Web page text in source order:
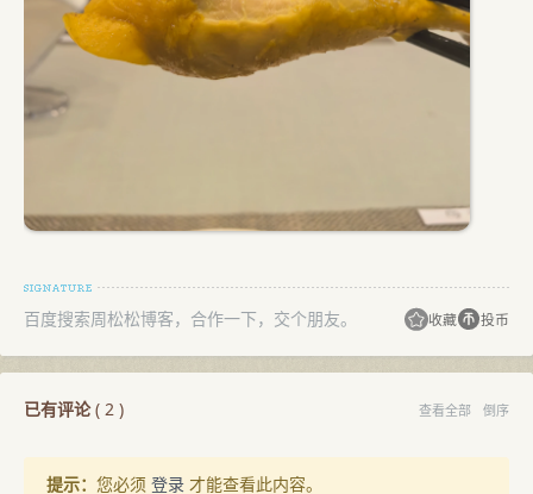
百度搜索周松松博客，合作一下，交个朋友。 收藏 投币
已有评论( 2 ) 查看全部 倒序
提示： 您必须 登录 才能查看此内容。